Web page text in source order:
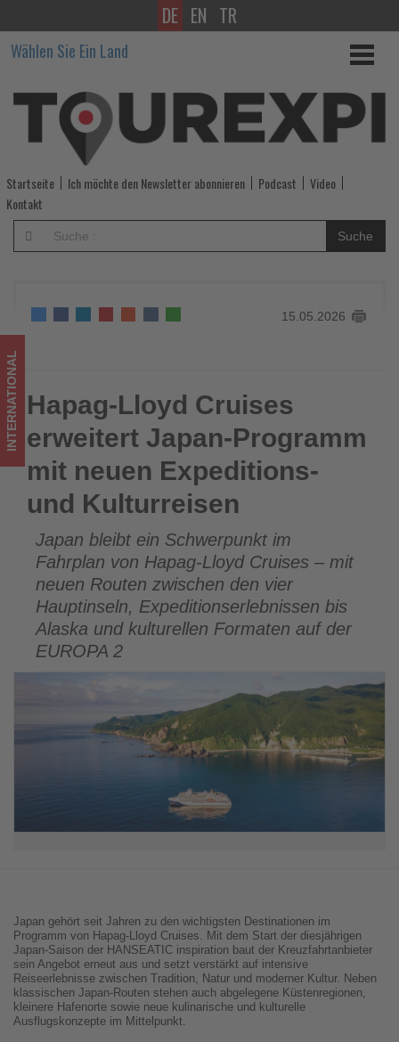
Hapag-
Lloyd
Cruises
erweitert
Japan-
Programm
mit
Expeditions-
und
Kulturreisen
-
Wissen,
was
im
Tourismus
los
ist!
DE EN TR
Wählen Sie Ein Land
Startseite Ich möchte den Newsletter abonnieren Podcast
Video
Kontakt
Suche
15.05.2026
Hapag-Lloyd Cruises erweitert Japan-Programm mit neuen
Expeditions- und Kulturreisen
INTERNATIONAL Hapag-Lloyd Cruises
erweitert Japan-Programm
mit neuen Expeditions-
und Kulturreisen
Japan bleibt ein Schwerpunkt im
Fahrplan von Hapag-Lloyd Cruises – mit
neuen Routen zwischen den vier
Hauptinseln, Expeditionserlebnissen bis
Alaska und kulturellen Formaten auf der
EUROPA 2
Japan gehört seit Jahren zu den wichtigsten Destinationen im
Programm von Hapag-Lloyd Cruises. Mit dem Start der diesjährigen
Japan-Saison der HANSEATIC inspiration baut der Kreuzfahrtanbieter
sein Angebot erneut aus und setzt verstärkt auf intensive
Reiseerlebnisse zwischen Tradition, Natur und moderner Kultur. Neben
klassischen Japan-Routen stehen auch abgelegene Küstenregionen,
kleinere Hafenorte sowie neue kulinarische und kulturelle
Ausflugskonzepte im Mittelpunkt.